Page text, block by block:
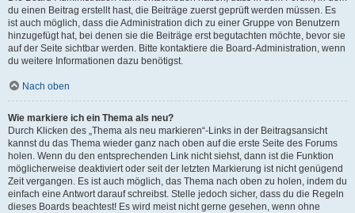
du einen Beitrag erstellt hast, die Beiträge zuerst geprüft werden müssen. Es
ist auch möglich, dass die Administration dich zu einer Gruppe von Benutzern
hinzugefügt hat, bei denen sie die Beiträge erst begutachten möchte, bevor sie
auf der Seite sichtbar werden. Bitte kontaktiere die Board-Administration, wenn
du weitere Informationen dazu benötigst.
Nach oben
Wie markiere ich ein Thema als neu?
Durch Klicken des „Thema als neu markieren“-Links in der Beitragsansicht
kannst du das Thema wieder ganz nach oben auf die erste Seite des Forums
holen. Wenn du den entsprechenden Link nicht siehst, dann ist die Funktion
möglicherweise deaktiviert oder seit der letzten Markierung ist nicht genügend
Zeit vergangen. Es ist auch möglich, das Thema nach oben zu holen, indem du
einfach eine Antwort darauf schreibst. Stelle jedoch sicher, dass du die Regeln
dieses Boards beachtest! Es wird meist nicht gerne gesehen, wenn ohne